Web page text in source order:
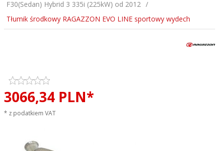
F30(Sedan) Hybrid 3 335i (225kW) od 2012
Tłumik środkowy RAGAZZON EVO LINE sportowy wydech
3066,34 PLN*
* z podatkiem VAT